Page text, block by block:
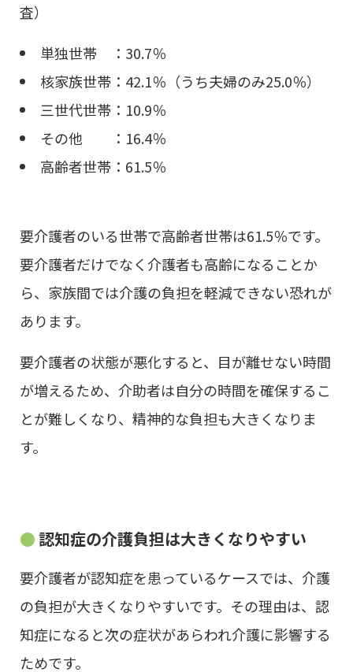
査）
単独世帯 ：30.7％
核家族世帯：42.1％（うち夫婦のみ25.0％）
三世代世帯：10.9％
その他 ：16.4％
高齢者世帯：61.5％
要介護者のいる世帯で高齢者世帯は61.5％です。
要介護者だけでなく介護者も高齢になることか
ら、家族間では介護の負担を軽減できない恐れが
あります。
要介護者の状態が悪化すると、目が離せない時間
が増えるため、介助者は自分の時間を確保するこ
とが難しくなり、精神的な負担も大きくなりま
す。
認知症の介護負担は大きくなりやすい
要介護者が認知症を患っているケースでは、介護
の負担が大きくなりやすいです。その理由は、認
知症になると次の症状があらわれ介護に影響する
ためです。